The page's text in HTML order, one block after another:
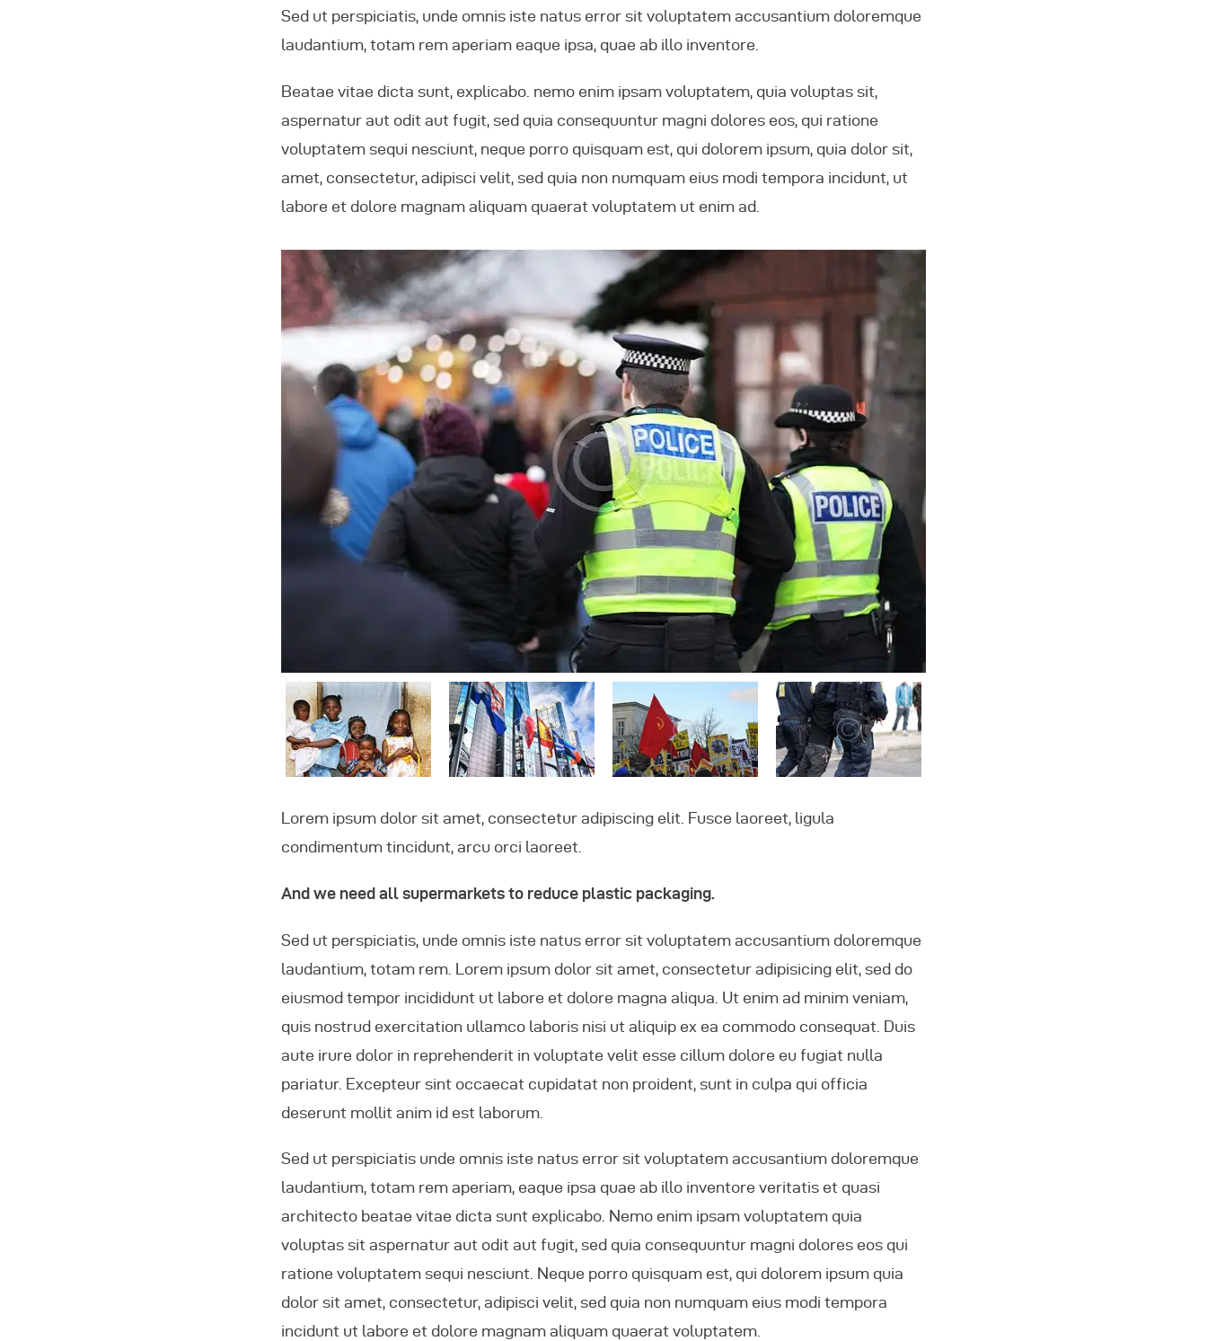
Sed ut perspiciatis, unde omnis iste natus error sit voluptatem accusantium doloremque
laudantium, totam rem aperiam eaque ipsa, quae ab illo inventore.
Beatae vitae dicta sunt, explicabo. nemo enim ipsam voluptatem, quia voluptas sit,
aspernatur aut odit aut fugit, sed quia consequuntur magni dolores eos, qui ratione
voluptatem sequi nesciunt, neque porro quisquam est, qui dolorem ipsum, quia dolor sit,
amet, consectetur, adipisci velit, sed quia non numquam eius modi tempora incidunt, ut
labore et dolore magnam aliquam quaerat voluptatem ut enim ad.
Lorem ipsum dolor sit amet, consectetur adipiscing elit. Fusce laoreet, ligula
condimentum tincidunt, arcu orci laoreet.
And we need all supermarkets to reduce plastic packaging.
Sed ut perspiciatis, unde omnis iste natus error sit voluptatem accusantium doloremque
laudantium, totam rem. Lorem ipsum dolor sit amet, consectetur adipisicing elit, sed do
eiusmod tempor incididunt ut labore et dolore magna aliqua. Ut enim ad minim veniam,
quis nostrud exercitation ullamco laboris nisi ut aliquip ex ea commodo consequat. Duis
aute irure dolor in reprehenderit in voluptate velit esse cillum dolore eu fugiat nulla
pariatur. Excepteur sint occaecat cupidatat non proident, sunt in culpa qui officia
deserunt mollit anim id est laborum.
Sed ut perspiciatis unde omnis iste natus error sit voluptatem accusantium doloremque
laudantium, totam rem aperiam, eaque ipsa quae ab illo inventore veritatis et quasi
architecto beatae vitae dicta sunt explicabo. Nemo enim ipsam voluptatem quia
voluptas sit aspernatur aut odit aut fugit, sed quia consequuntur magni dolores eos qui
ratione voluptatem sequi nesciunt. Neque porro quisquam est, qui dolorem ipsum quia
dolor sit amet, consectetur, adipisci velit, sed quia non numquam eius modi tempora
incidunt ut labore et dolore magnam aliquam quaerat voluptatem.